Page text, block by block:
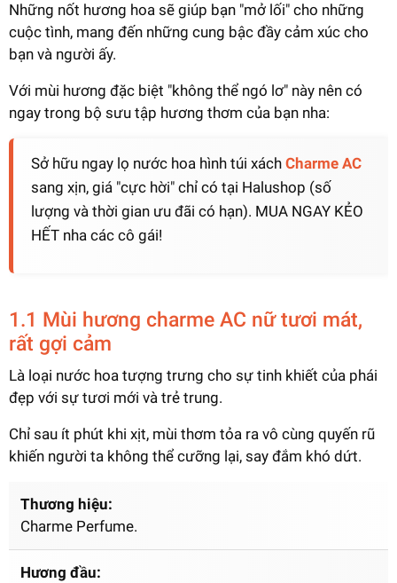
Những nốt hương hoa sẽ giúp bạn "mở lối" cho những
cuộc tình, mang đến những cung bậc đầy cảm xúc cho
bạn và người ấy.
Với mùi hương đặc biệt "không thể ngó lơ" này nên có
ngay trong bộ sưu tập hương thơm của bạn nha:
Sở hữu ngay lọ nước hoa hình túi xách Charme AC
sang xịn, giá "cực hời" chỉ có tại Halushop (số
lượng và thời gian ưu đãi có hạn). MUA NGAY KẺO
HẾT nha các cô gái!
1.1 Mùi hương charme AC nữ tươi mát,
rất gợi cảm
Là loại nước hoa tượng trưng cho sự tinh khiết của phái
đẹp với sự tươi mới và trẻ trung.
Chỉ sau ít phút khi xịt, mùi thơm tỏa ra vô cùng quyến rũ
khiến người ta không thể cưỡng lại, say đắm khó dứt.
Thương hiệu:
Charme Perfume.
Hương đầu: